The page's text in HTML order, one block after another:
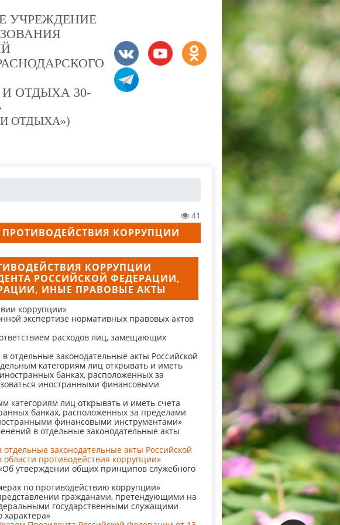
УЧРЕЖДЕНИЕ
ОТДЫХА 30-
ОТДЫХА»)
41
КОРРУПЦИИ
КОРРУПЦИИ
РОССИЙСКОЙ ФЕДЕРАЦИИ,
ИНЫЕ ПРАВОВЫЕ АКТЫ
коррупции»
экспертизе нормативных правовых актов
расходов лиц, замещающих
отдельные законодательные акты Российской
категориям лиц открывать и иметь
банках, расположенных за
иностранными финансовыми
категориям лиц открывать и иметь счета
банках, расположенных за пределами
финансовыми инструментами»
в отдельные законодательные акты
законодательные акты Российской
противодействия коррупции»
утверждении общих принципов служебного
по противодействию коррупции»
гражданами, претендующими на
государственными служащими
характера»